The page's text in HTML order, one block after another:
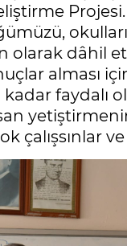
dâhil
alması
faydalı
ve